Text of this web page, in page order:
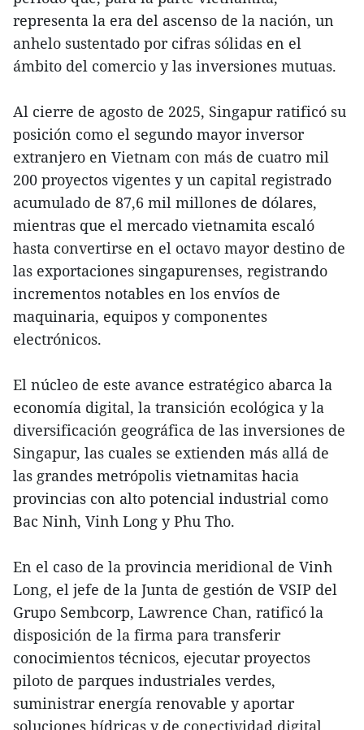
representa la era del ascenso de la nación, un
anhelo sustentado por cifras sólidas en el
ámbito del comercio y las inversiones mutuas.
Al cierre de agosto de 2025, Singapur ratificó su
posición como el segundo mayor inversor
extranjero en Vietnam con más de cuatro mil
200 proyectos vigentes y un capital registrado
acumulado de 87,6 mil millones de dólares,
mientras que el mercado vietnamita escaló
hasta convertirse en el octavo mayor destino de
las exportaciones singapurenses, registrando
incrementos notables en los envíos de
maquinaria, equipos y componentes
electrónicos.
El núcleo de este avance estratégico abarca la
economía digital, la transición ecológica y la
diversificación geográfica de las inversiones de
Singapur, las cuales se extienden más allá de
las grandes metrópolis vietnamitas hacia
provincias con alto potencial industrial como
Bac Ninh, Vinh Long y Phu Tho.
En el caso de la provincia meridional de Vinh
Long, el jefe de la Junta de gestión de VSIP del
Grupo Sembcorp, Lawrence Chan, ratificó la
disposición de la firma para transferir
conocimientos técnicos, ejecutar proyectos
piloto de parques industriales verdes,
suministrar energía renovable y aportar
soluciones hídricas y de conectividad digital.